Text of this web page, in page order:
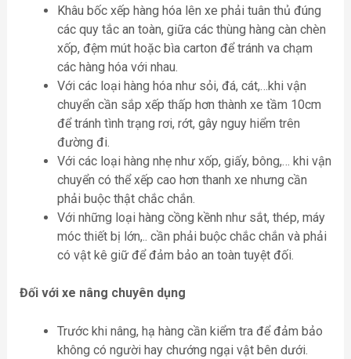
Khâu bốc xếp hàng hóa lên xe phải tuân thủ đúng
các quy tắc an toàn, giữa các thùng hàng càn chèn
xốp, đệm mút hoặc bìa carton để tránh va chạm
các hàng hóa với nhau.
Với các loại hàng hóa như sỏi, đá, cát,…khi vận
chuyển cần sắp xếp thấp hơn thành xe tầm 10cm
để tránh tình trạng rơi, rớt, gây nguy hiểm trên
đường đi.
Với các loại hàng nhẹ như xốp, giấy, bông,… khi vận
chuyển có thể xếp cao hơn thanh xe nhưng cần
phải buộc thật chắc chắn.
Với những loại hàng cồng kềnh như sắt, thép, máy
móc thiết bị lớn,.. cần phải buộc chắc chắn và phải
có vật kê giữ để đảm bảo an toàn tuyệt đối.
Đối với xe nâng chuyên dụng
Trước khi nâng, hạ hàng cần kiểm tra để đảm bảo
không có người hay chướng ngại vật bên dưới.